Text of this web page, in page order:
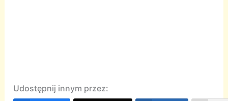
Udostępnij innym przez: